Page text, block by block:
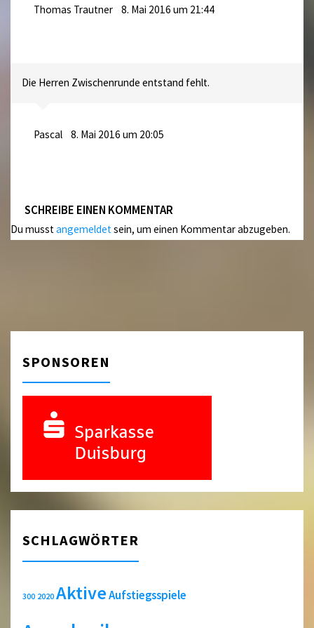
Thomas Trautner 8. Mai 2016 um 21:44
Die Herren Zwischenrunde entstand fehlt.
Pascal 8. Mai 2016 um 20:05
SCHREIBE EINEN KOMMENTAR
Du musstangemeldetsein, um einen Kommentar abzugeben.
SPONSOREN
SCHLAGWÖRTER
300 2020 AktiveAufstiegsspiele